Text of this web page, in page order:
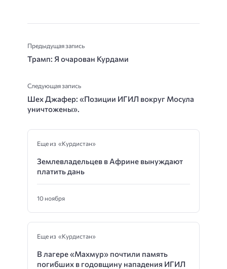
Предыдущая запись
Трамп: Я очарован Курдами
Следующая запись
Шех Джафер: «Позиции ИГИЛ вокруг Мосула
уничтожены».
Еще из «Курдистан»
Землевладельцев в Африне вынуждают
платить дань
10 ноября
Еще из «Курдистан»
В лагере «Махмур» почтили память
погибших в годовщину нападения ИГИЛ